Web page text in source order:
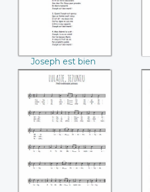
Joseph est bien
marié
Lulajze, Jezuniu